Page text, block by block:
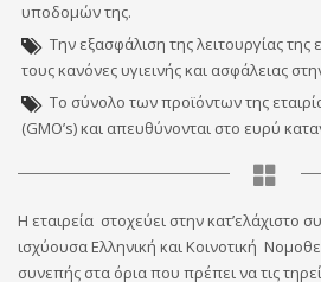
υποδομών της.
Την εξασφάλιση της λειτουργίας
τους κανόνες υγιεινής και ασφάλειας
Το σύνολο των προϊόντων της
(GMΟ’s) και απευθύνονται στο ευρύ
Η εταιρεία στοχεύει στην κατ’ελάχιστο
ισχύουσα Ελληνική και Κοινοτική
συνεπής στα όρια που πρέπει να τις